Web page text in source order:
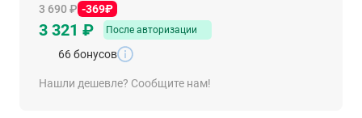
3 690 ₽ -369₽
3 321 ₽ После авторизации
66 бонусов
Нашли дешевле? Сообщите нам!